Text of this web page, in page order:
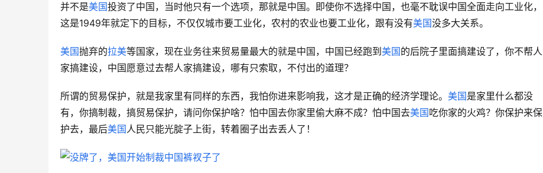
并不是美国投资了中国，当时他只有一个选项，那就是中国。即使你不选择中国，也毫不耽误中国全面走向工业化，
这是1949年就定下的目标，不仅仅城市要工业化，农村的农业也要工业化，跟有没有美国没多大关系。
美国抛弃的拉美等国家，现在业务往来贸易量最大的就是中国，中国已经跑到 美国的后院子里面搞建设了，你不帮人
家搞建设，中国愿意过去帮人家搞建设，哪有只索取，不付出的道理？
所谓的贸易保护，就是我家里有同样的东西，我怕你进来影响我，这才是正确的经济学理论。 美国是家里什么都没
有，你搞制裁，搞贸易保护，请问你保护啥？怕中国去你家里偷大麻不成？怕中国去美国吃你家的火鸡？你保护来保
护去，最后美国人民只能光腚子上街，转着圈子出去丢人了！